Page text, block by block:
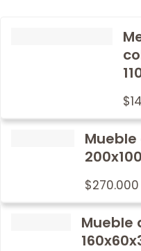
$
Mueble
$270.000
Mueble